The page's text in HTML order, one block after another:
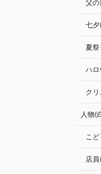
父
七
夏
ハ
ク
人物(
こ
店